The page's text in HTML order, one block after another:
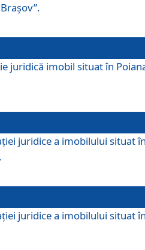
juridică imobil situat în
juridice a imobilului situat
juridice a imobilului situat